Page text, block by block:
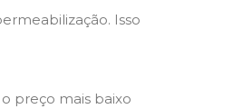
Isso
preço mais baixo